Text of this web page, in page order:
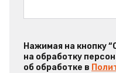
Нажимая на кнопку
на обработку
об обработке в